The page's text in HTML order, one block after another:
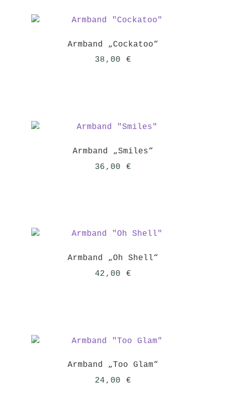
Armband „Cockatoo“
38,00 €
Armband „Smiles“
36,00 €
Armband „Oh Shell“
42,00 €
Armband „Too Glam“
24,00 €